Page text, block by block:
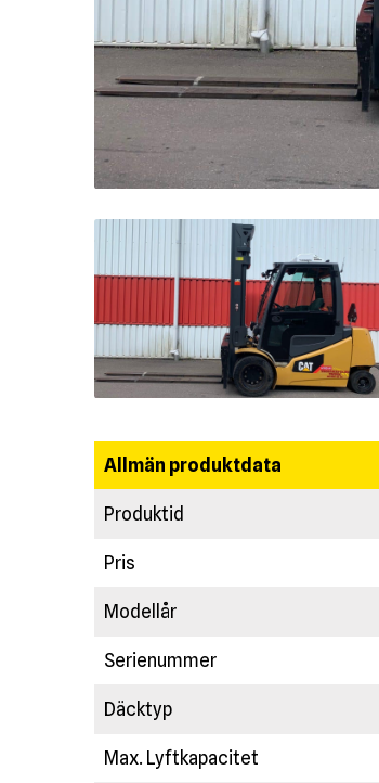
Allmän produktdata
Produktid
Pris
Modellår
Serienummer
Däcktyp
Max. Lyftkapacitet